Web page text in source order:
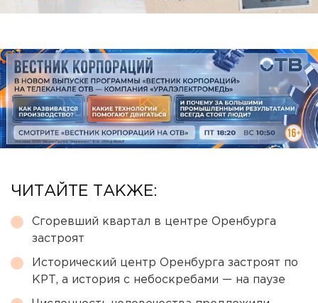
ЧИТАЙТЕ ТАКЖЕ:
Сгоревший квартал в центре Оренбурга
застроят
Исторический центр Оренбурга застроят по
КРТ, а история с небоскребами — на паузе